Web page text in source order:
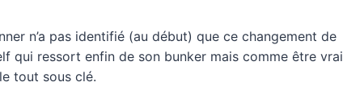
n’a pas identifié (au début) que ce changement de
qui ressort enfin de son bunker mais comme être vrai
tout sous clé.